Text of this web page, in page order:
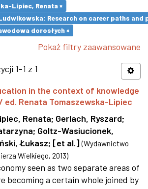
Lipiec, Renata ×
Research on career paths
dorosłych ×
Pokaż filtry zaawansowane
1-1 z 1
in the context of knowledge
ed. Renata Tomaszewska-Lipiec
Renata; Gerlach, Ryszard;
; Goltz-Wasiucionek,
Łukasz; [et al.] (Wydawnictwo
Wielkiego, 2013)
seen as two separate areas of
becoming a certain whole joined by